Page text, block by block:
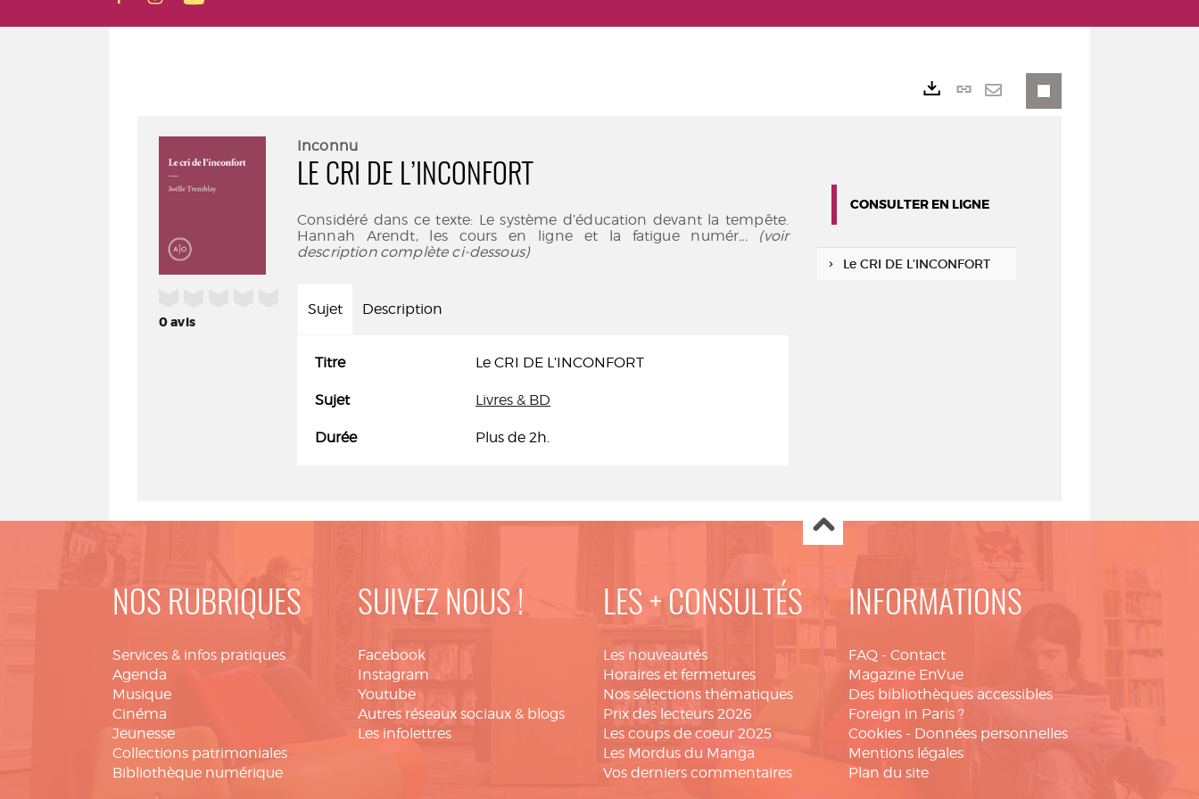
0avis
Inconnu
LE CRI DE L’INCONFORT
Considéré dans ce texte: Le système d’éducation devant la tempête.
Hannah Arendt, les cours en ligne et la fatigue numér... (voir
description complète ci-dessous)
Sujet Description
Titre Le CRI DE L’INCONFORT
Sujet Livres & BD
Durée Plus de 2h.
Lien
CONSULTER EN LIGNE
Le CRI DE L’INCONFORT
NOS RUBRIQUES
Services & infos pratiques
Agenda
Musique
Cinéma
Jeunesse
Collections patrimoniales
Bibliothèque numérique
SUIVEZ NOUS !
Facebook
Instagram
Youtube
Autres réseaux sociaux & blogs
Les infolettres
LES + CONSULTÉS
Les nouveautés
Horaires et fermetures
Nos sélections thématiques
Prix des lecteurs 2026
Les coups de coeur 2025
Les Mordus du Manga
Vos derniers commentaires
INFORMATIONS
FAQ - Contact
Magazine EnVue
Des bibliothèques accessibles
Foreign in Paris ?
Cookies - Données personnelles
Mentions légales
Plan du site